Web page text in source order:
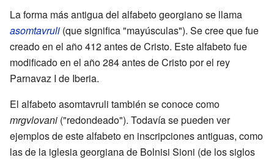
La forma más antigua del alfabeto georgiano se llama
asomtavruli (que significa "mayúsculas"). Se cree que fue
creado en el año 412 antes de Cristo. Este alfabeto fue
modificado en el año 284 antes de Cristo por el rey
Parnavaz I de Iberia.
El alfabeto asomtavruli también se conoce como
mrgvlovani ("redondeado"). Todavía se pueden ver
ejemplos de este alfabeto en inscripciones antiguas, como
las de la iglesia georgiana de Bolnisi Sioni (de los siglos